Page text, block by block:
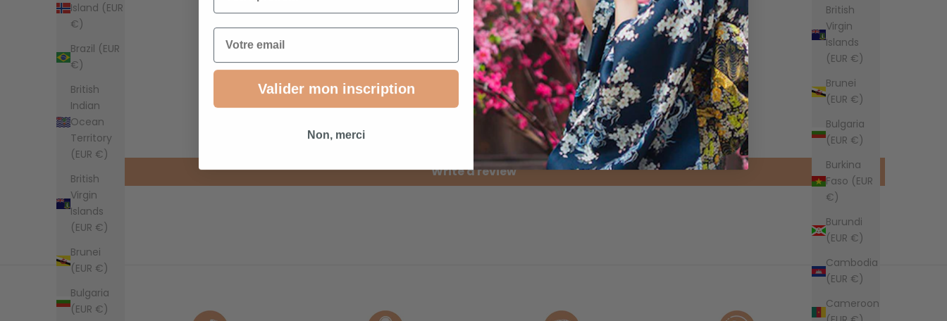
British
Virgin
Islands
(EUR €)
Brunei
(EUR €)
Bulgaria
(EUR €)
Burkina
Faso (EUR
€)
Burundi
(EUR €)
Cambodia
(EUR €)
Cameroon
Island (EUR
€)
Brazil (EUR
€)
British
Indian
Ocean
Territory
(EUR €)
British
Virgin
Islands
(EUR €)
Brunei
(EUR €)
Bulgaria
(EUR €)
Customer Reviews
Be the first to write a review
Write a review
Email
Valider mon inscription
Non, merci